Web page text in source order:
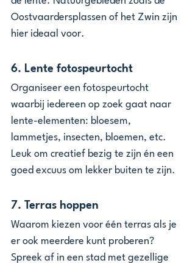
Oostvaardersplassen of het Zwin zijn
hier ideaal voor.
6. Lente fotospeurtocht
Organiseer een fotospeurtocht
waarbij iedereen op zoek gaat naar
lente-elementen: bloesem,
lammetjes, insecten, bloemen, etc.
Leuk om creatief bezig te zijn én een
goed excuus om lekker buiten te zijn.
7. Terras hoppen
Waarom kiezen voor één terras als je
er ook meerdere kunt proberen?
Spreek af in een stad met gezellige